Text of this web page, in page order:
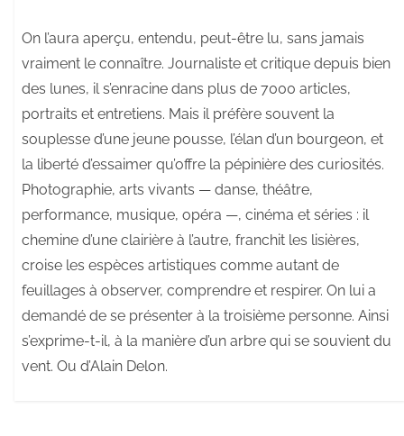
On l’aura aperçu, entendu, peut-être lu, sans jamais
vraiment le connaître. Journaliste et critique depuis bien
des lunes, il s’enracine dans plus de 7000 articles,
portraits et entretiens. Mais il préfère souvent la
souplesse d’une jeune pousse, l’élan d’un bourgeon, et
la liberté d’essaimer qu’offre la pépinière des curiosités.
Photographie, arts vivants — danse, théâtre,
performance, musique, opéra —, cinéma et séries : il
chemine d’une clairière à l’autre, franchit les lisières,
croise les espèces artistiques comme autant de
feuillages à observer, comprendre et respirer. On lui a
demandé de se présenter à la troisième personne. Ainsi
s’exprime-t-il, à la manière d’un arbre qui se souvient du
vent. Ou d’Alain Delon.